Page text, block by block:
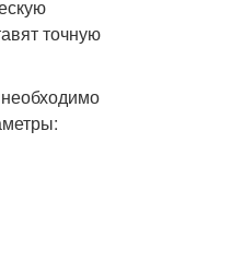
точную